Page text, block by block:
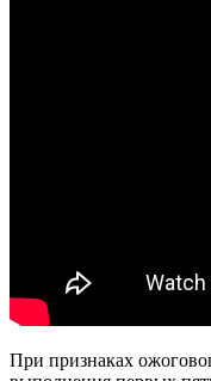
При признаках